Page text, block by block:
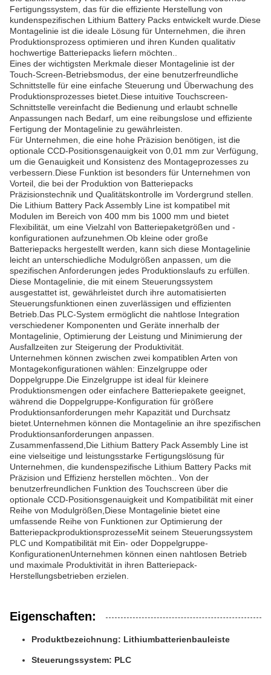
Fertigungssystem, das für die effiziente Herstellung von
kundenspezifischen Lithium Battery Packs entwickelt wurde.Diese
Montagelinie ist die ideale Lösung für Unternehmen, die ihren
Produktionsprozess optimieren und ihren Kunden qualitativ
hochwertige Batteriepacks liefern möchten..
Eines der wichtigsten Merkmale dieser Montagelinie ist der
Touch-Screen-Betriebsmodus, der eine benutzerfreundliche
Schnittstelle für eine einfache Steuerung und Überwachung des
Produktionsprozesses bietet.Diese intuitive Touchscreen-
Schnittstelle vereinfacht die Bedienung und erlaubt schnelle
Anpassungen nach Bedarf, um eine reibungslose und effiziente
Fertigung der Montagelinie zu gewährleisten.
Für Unternehmen, die eine hohe Präzision benötigen, ist die
optionale CCD-Positionsgenauigkeit von 0,01 mm zur Verfügung,
um die Genauigkeit und Konsistenz des Montageprozesses zu
verbessern.Diese Funktion ist besonders für Unternehmen von
Vorteil, die bei der Produktion von Batteriepacks
Präzisionstechnik und Qualitätskontrolle im Vordergrund stellen.
Die Lithium Battery Pack Assembly Line ist kompatibel mit
Modulen im Bereich von 400 mm bis 1000 mm und bietet
Flexibilität, um eine Vielzahl von Batteriepaketgrößen und -
konfigurationen aufzunehmen.Ob kleine oder große
Batteriepacks hergestellt werden, kann sich diese Montagelinie
leicht an unterschiedliche Modulgrößen anpassen, um die
spezifischen Anforderungen jedes Produktionslaufs zu erfüllen.
Diese Montagelinie, die mit einem Steuerungssystem
ausgestattet ist, gewährleistet durch ihre automatisierten
Steuerungsfunktionen einen zuverlässigen und effizienten
Betrieb.Das PLC-System ermöglicht die nahtlose Integration
verschiedener Komponenten und Geräte innerhalb der
Montagelinie, Optimierung der Leistung und Minimierung der
Ausfallzeiten zur Steigerung der Produktivität.
Unternehmen können zwischen zwei kompatiblen Arten von
Montagekonfigurationen wählen: Einzelgruppe oder
Doppelgruppe.Die Einzelgruppe ist ideal für kleinere
Produktionsmengen oder einfachere Batteriepakete geeignet,
während die Doppelgruppe-Konfiguration für größere
Produktionsanforderungen mehr Kapazität und Durchsatz
bietet.Unternehmen können die Montagelinie an ihre spezifischen
Produktionsanforderungen anpassen.
Zusammenfassend,Die Lithium Battery Pack Assembly Line ist
eine vielseitige und leistungsstarke Fertigungslösung für
Unternehmen, die kundenspezifische Lithium Battery Packs mit
Präzision und Effizienz herstellen möchten.. Von der
benutzerfreundlichen Funktion des Touchscreen über die
optionale CCD-Positionsgenauigkeit und Kompatibilität mit einer
Reihe von Modulgrößen,Diese Montagelinie bietet eine
umfassende Reihe von Funktionen zur Optimierung der
BatteriepackproduktionsprozesseMit seinem Steuerungssystem
PLC und Kompatibilität mit Ein- oder Doppelgruppe-
KonfigurationenUnternehmen können einen nahtlosen Betrieb
und maximale Produktivität in ihren Batteriepack-
Herstellungsbetrieben erzielen.
Eigenschaften:
Produktbezeichnung: Lithiumbatterienbauleiste
Steuerungssystem: PLC